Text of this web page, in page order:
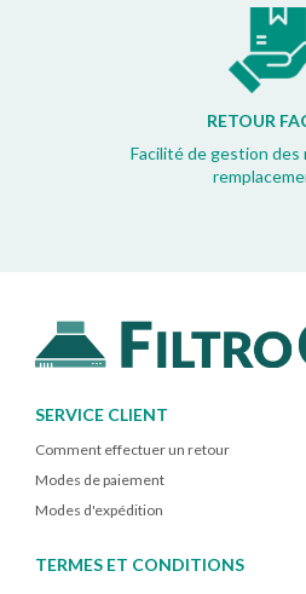
RETOUR
Facilité de gestion
SERVICE CLIENT
Comment effectuer un retour
Modes de paiement
Modes d'expédition
TERMES ET CONDITIONS